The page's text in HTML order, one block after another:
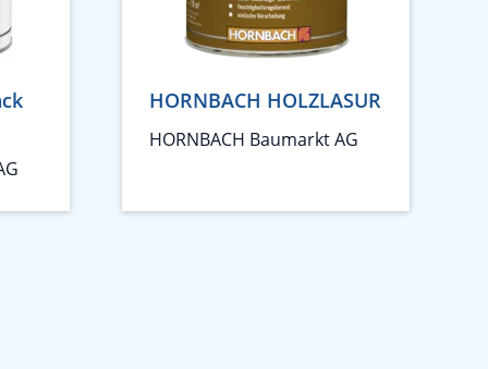
HORNBACH HOLZLASUR
HORNBACH Baumarkt AG